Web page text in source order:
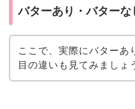
バターあり・バター
ここで、実際にバターあ
目の違いも見てみましょ